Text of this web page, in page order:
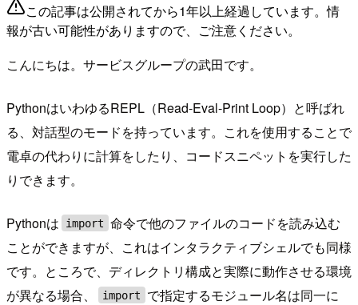
この記事は公開されてから1年以上経過しています。情
報が古い可能性がありますので、ご注意ください。
こんにちは。サービスグループの武田です。
PythonはいわゆるREPL（Read-Eval-Print Loop）と呼ばれ
る、対話型のモードを持っています。これを使用することで
電卓の代わりに計算をしたり、コードスニペットを実行した
りできます。
Pythonは import 命令で他のファイルのコードを読み込む
ことができますが、これはインタラクティブシェルでも同様
です。ところで、ディレクトリ構成と実際に動作させる環境
が異なる場合、
import
で指定するモジュール名は同一に